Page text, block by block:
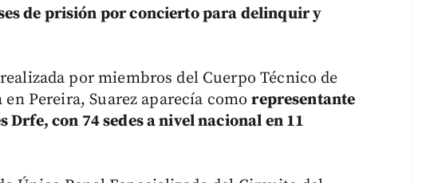
de prisión por concierto para delinquir y
por miembros del Cuerpo Técnico de
Pereira, Suarez aparecía comorepresentante
Drfe, con 74 sedes a nivel nacional en 11